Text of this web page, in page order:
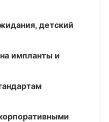
детский
импланты и